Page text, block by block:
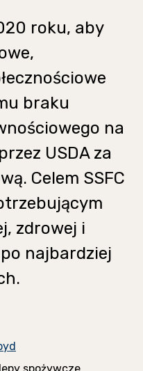
roku, aby
braku
na
USDA za
Celem SSFC
zdrowej i
najbardziej
spożywcze